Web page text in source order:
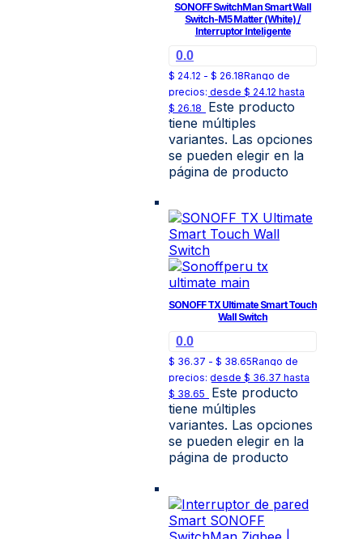
SONOFF SwitchMan Smart Wall
Switch-M5 Matter (White) /
Interruptor Inteligente
0.0
$ 24.12 - $ 26.18Rango de
precios: desde $ 24.12 hasta
$ 26.18
Este producto
tiene múltiples
variantes. Las opciones
se pueden elegir en la
página de producto
SONOFF TX Ultimate Smart Touch
Wall Switch
0.0
$ 36.37 - $ 38.65Rango de
precios: desde $ 36.37 hasta
$ 38.65
Este producto
tiene múltiples
variantes. Las opciones
se pueden elegir en la
página de producto